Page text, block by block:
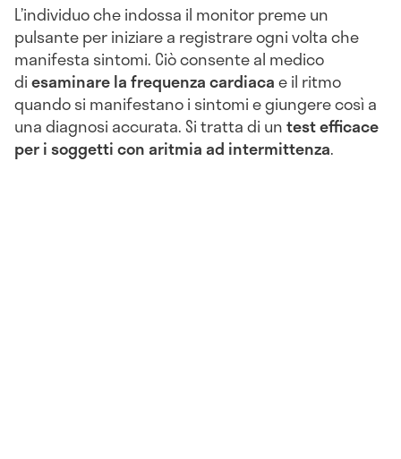
L’individuo che indossa il monitor preme un
pulsante per iniziare a registrare ogni volta che
manifesta sintomi. Ciò consente al medico
diesaminare la frequenza cardiacae il ritmo
quando si manifestano i sintomi e giungere così a
una diagnosi accurata. Si tratta di untest efficace
per i soggetti con aritmia ad intermittenza.